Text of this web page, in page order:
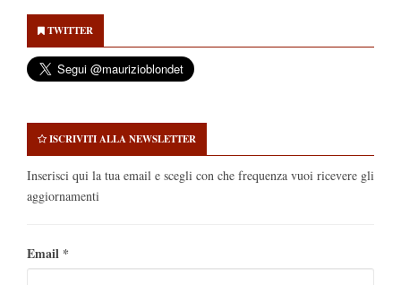
Sidebar
TWITTER
ISCRIVITI ALLA NEWSLETTER
Inserisci qui la tua email e scegli con che frequenza vuoi ricevere gli
aggiornamenti
Email *